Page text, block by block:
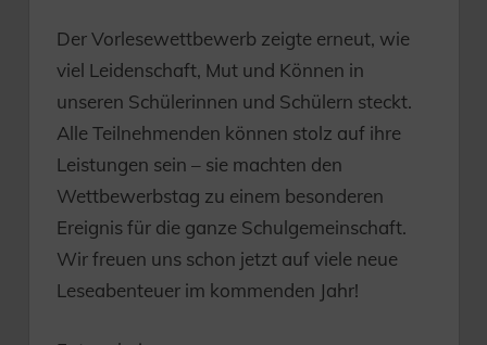
Der Vorlesewettbewerb zeigte erneut, wie
viel Leidenschaft, Mut und Können in
unseren Schülerinnen und Schülern steckt.
Alle Teilnehmenden können stolz auf ihre
Leistungen sein – sie machten den
Wettbewerbstag zu einem besonderen
Ereignis für die ganze Schulgemeinschaft.
Wir freuen uns schon jetzt auf viele neue
Leseabenteuer im kommenden Jahr!